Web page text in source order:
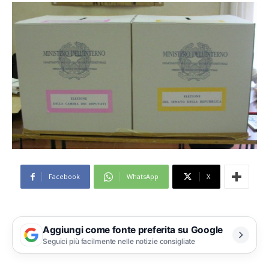
Facebook WhatsApp X
Aggiungi come fonte preferita su Google
Seguici più facilmente nelle notizie consigliate